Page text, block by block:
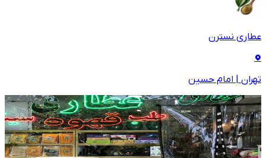
عطاری نسترن
تهران | امام حسین